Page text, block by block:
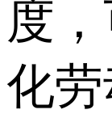
度
化